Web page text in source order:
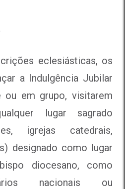
eclesiásticas, os
a Indulgência Jubilar
ou em grupo, visitarem
lugar sagrado
igrejas catedrais,
designado como lugar
diocesano, como
nacionais ou